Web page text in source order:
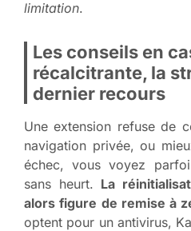
limitation.
Les conseils en
récalcitrante, la
dernier recours
Une extension refuse de
navigation privée, ou
échec, vous voyez
sans heurt. La
alors figure de remise à
optent pour un antivirus,